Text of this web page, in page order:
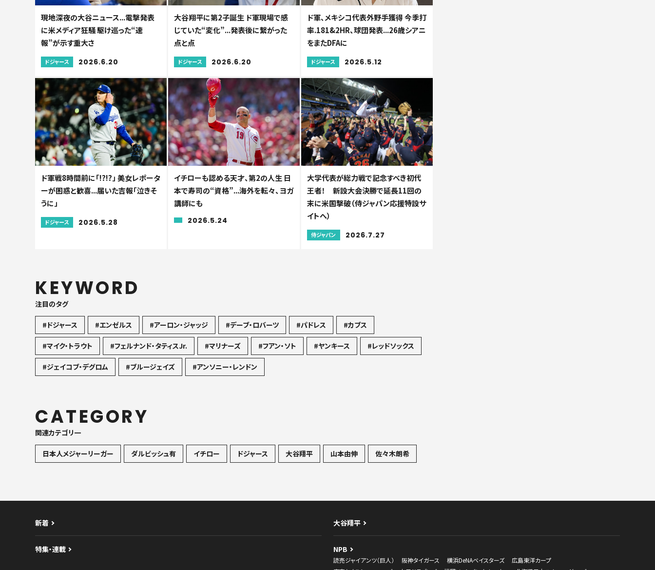
現地深夜の大谷ニュース...電撃発表
に米メディア狂騒 駆け巡った“速
報”が示す重大さ
ドジャース 2026.6.20
大谷翔平に第2子誕生 ド軍現場で感
じていた“変化”...発表後に繋がった
点と点
ドジャース 2026.6.20
ド軍、メキシコ代表外野手獲得 今季打
率.181&2HR、球団発表...26歳シアニ
をまたDFAに
ドジャース 2026.5.12
ド軍戦8時間前に「!?!?」 美女レポータ
ーが困惑と歓喜...届いた吉報「泣きそ
うに」
ドジャース 2026.5.28
イチローも認める天才、第2の人生 日
本で寿司の“資格”...海外を転々、ヨガ
講師にも
2026.5.24
大学代表が総力戦で記念すべき初代
王者！ 新設大会決勝で延長11回の
末に米国撃破（侍ジャパン応援特設サ
イトへ）
侍ジャパン 2026.7.27
KEYWORD
注目のタグ
#ドジャース #エンゼルス #アーロン・ジャッジ #デーブ・ロバーツ #パドレス #カブス
#マイク・トラウト #フェルナンド・タティスJr. #マリナーズ #フアン・ソト #ヤンキース #レッドソックス
#ジェイコブ・デグロム #ブルージェイズ #アンソニー・レンドン
CATEGORY
関連カテゴリ一
日本人メジャーリーガー ダルビッシュ有 イチロー ドジャース 大谷翔平 山本由伸 佐々木朗希
新着 大谷翔平
特集・連載 NPB
読売ジャイアンツ（巨人） 阪神タイガース 横浜DeNAベイスターズ
広島東洋カープ